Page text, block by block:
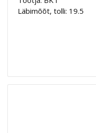
Läbimõõt, tolli: 19.5